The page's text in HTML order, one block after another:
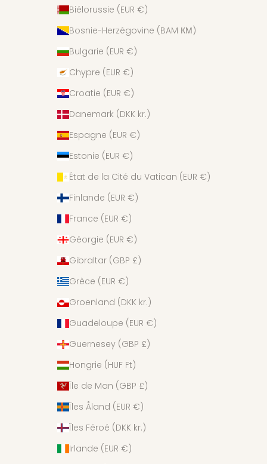
Biélorussie (EUR €)
Bosnie-Herzégovine (BAM КМ)
Bulgarie (EUR €)
Chypre (EUR €)
Croatie (EUR €)
Danemark (DKK kr.)
Espagne (EUR €)
Estonie (EUR €)
État de la Cité du Vatican (EUR €)
Finlande (EUR €)
France (EUR €)
Géorgie (EUR €)
Gibraltar (GBP £)
Grèce (EUR €)
Groenland (DKK kr.)
Guadeloupe (EUR €)
Guernesey (GBP £)
Hongrie (HUF Ft)
Île de Man (GBP £)
Îles Åland (EUR €)
Îles Féroé (DKK kr.)
Irlande (EUR €)